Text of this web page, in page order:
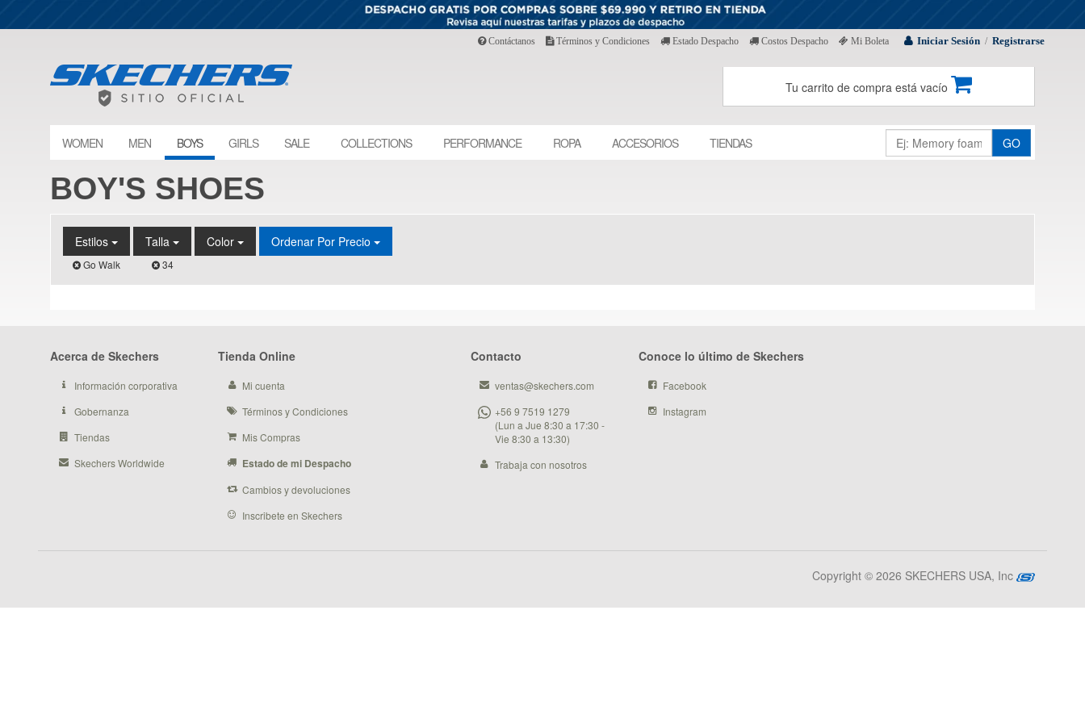
Iniciar Sesión / Registrarse
Contáctanos Términos y Condiciones Estado Despacho Costos Despacho Mi Boleta
Tu carrito de compra está vacío
WOMEN MEN BOYS GIRLS SALE COLLECTIONS PERFORMANCE ROPA ACCESORIOS TIENDAS GO
BOY'S SHOES
Estilos
Go Walk
Talla
34
Color Ordenar Por Precio
Acerca de Skechers
Información corporativa
Gobernanza
Tiendas
Skechers Worldwide
Tienda Online
Mi cuenta
Términos y Condiciones
Mis Compras
Estado de mi Despacho
Cambios y devoluciones
Inscribete en Skechers
Contacto
ventas@skechers.com
+56 9 7519 1279
(Lun a Jue 8:30 a 17:30 -
Vie 8:30 a 13:30)
Trabaja con nosotros
Conoce lo último de Skechers
Facebook
Instagram
Copyright © 2026 SKECHERS USA, Inc